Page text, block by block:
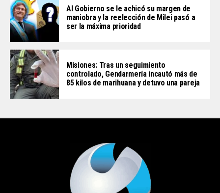
Al Gobierno se le achicó su margen de
maniobra y la reelección de Milei pasó a
ser la máxima prioridad
Misiones: Tras un seguimiento
controlado, Gendarmería incautó más de
85 kilos de marihuana y detuvo una pareja